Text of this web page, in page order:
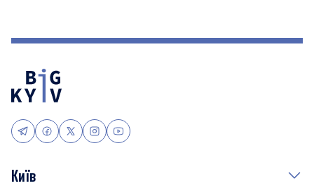
Київ